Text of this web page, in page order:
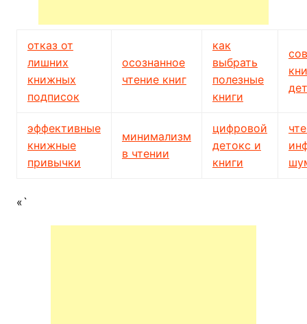
отказ от
лишних
книжных
подписок
осознанное
чтение книг
как
выбрать
полезные
книги
эффективные
книжные
привычки
минимализм
в чтении
цифровой
детокс и
книги
«`